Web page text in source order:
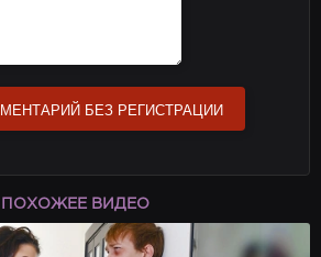
БЕЗ РЕГИСТРАЦИИ
ПОХОЖЕЕ ВИДЕО